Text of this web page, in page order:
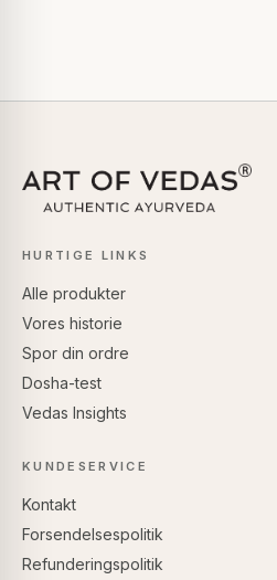
HURTIGE LINKS
Alle produkter
Vores historie
Spor din ordre
Dosha-test
Vedas Insights
KUNDESERVICE
Kontakt
Forsendelsespolitik
Refunderingspolitik